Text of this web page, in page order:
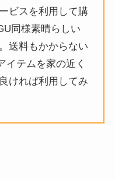
ビスを利用して購
同様素晴らしい
送料もかからない
イテムを家の近く
ければ利用してみ